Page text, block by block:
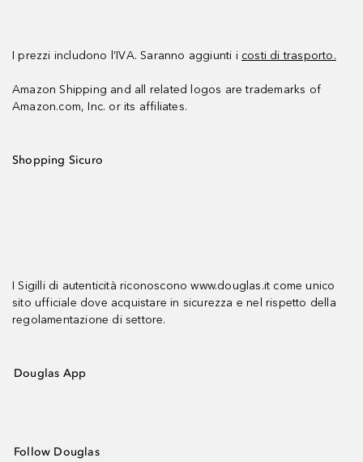
I prezzi includono l’IVA. Saranno aggiunti i costi di trasporto.
Amazon Shipping and all related logos are trademarks of
Amazon.com, Inc. or its affiliates.
Shopping Sicuro
I Sigilli di autenticità riconoscono www.douglas.it come unico
sito ufficiale dove acquistare in sicurezza e nel rispetto della
regolamentazione di settore.
Douglas App
Follow Douglas